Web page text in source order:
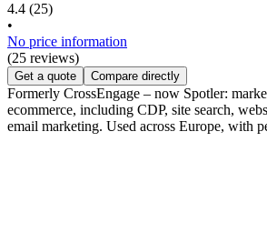
4.4 (25)
•
No price information
(25 reviews)
Get a quote Compare directly
Formerly CrossEngage – now Spotler:
ecommerce, including CDP, site search,
email marketing. Used across Europe, with